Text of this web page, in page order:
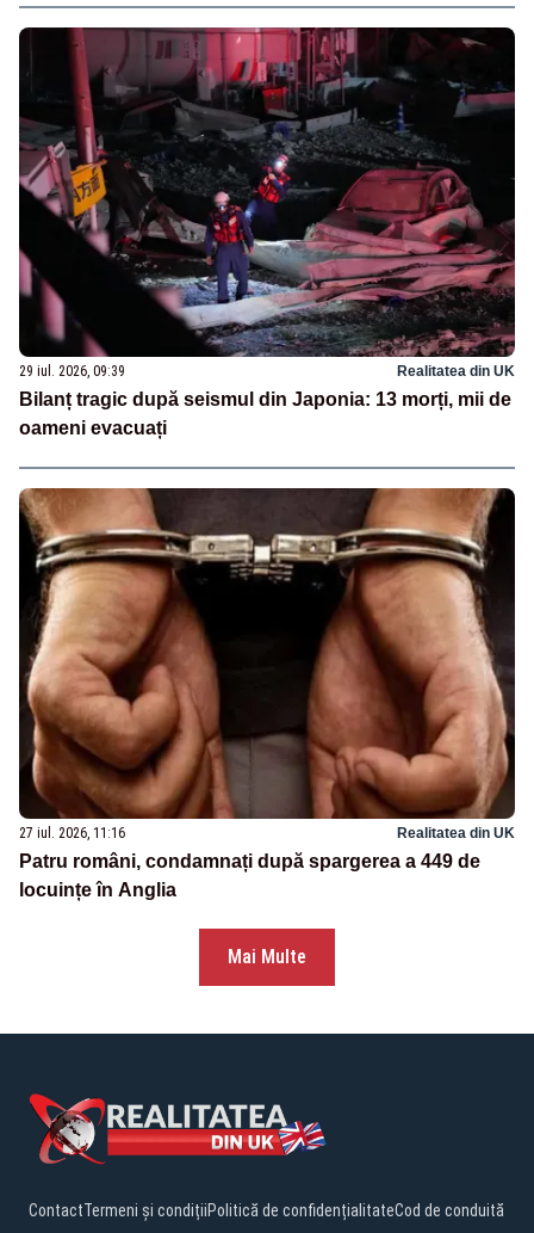
29 iul. 2026, 09:39 Realitatea din UK
Bilanț tragic după seismul din Japonia: 13 morți, mii de
oameni evacuați
27 iul. 2026, 11:16 Realitatea din UK
Patru români, condamnați după spargerea a 449 de
locuințe în Anglia
Mai Multe
ContactTermeni și condițiiPolitică de confidențialitateCod de conduită